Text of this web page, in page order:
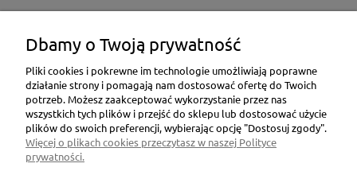
Płatności i dostawa
Informacje
Dbamy o Twoją prywatność
Pliki cookies i pokrewne im technologie umożliwiają poprawne
działanie strony i pomagają nam dostosować ofertę do Twoich
potrzeb. Możesz zaakceptować wykorzystanie przez nas
wszystkich tych plików i przejść do sklepu lub dostosować użycie
plików do swoich preferencji, wybierając opcję "Dostosuj zgody".
Więcej o plikach cookies przeczytasz w naszej Polityce
prywatności.